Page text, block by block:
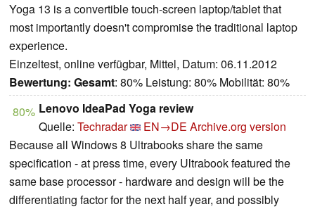
Yoga 13 is a convertible touch-screen laptop/tablet that
most importantly doesn't compromise the traditional laptop
experience.
Einzeltest, online verfügbar, Mittel, Datum: 06.11.2012
Bewertung: Gesamt: 80% Leistung: 80% Mobilität: 80%
80% Lenovo IdeaPad Yoga review
Quelle: Techradar EN→DE Archive.org version
Because all Windows 8 Ultrabooks share the same
specification - at press time, every Ultrabook featured the
same base processor - hardware and design will be the
differentiating factor for the next half year, and possibly